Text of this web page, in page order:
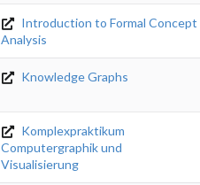
Introduction to Formal Concept
Analysis
Knowledge Graphs
Komplexpraktikum
Computergraphik und
Visualisierung